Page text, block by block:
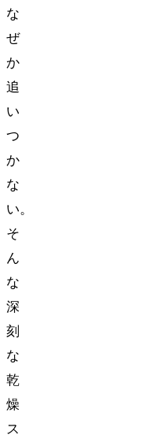
な
ぜ
か
追
い
つ
か
な
い。
そ
ん
な
深
刻
な
乾
燥
ス